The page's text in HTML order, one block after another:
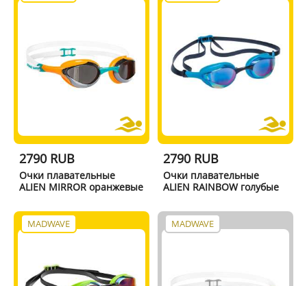
2790 RUB
Очки плавательные
ALIEN MIRROR оранжевые
2790 RUB
Очки плавательные
ALIEN RAINBOW голубые
MADWAVE MADWAVE